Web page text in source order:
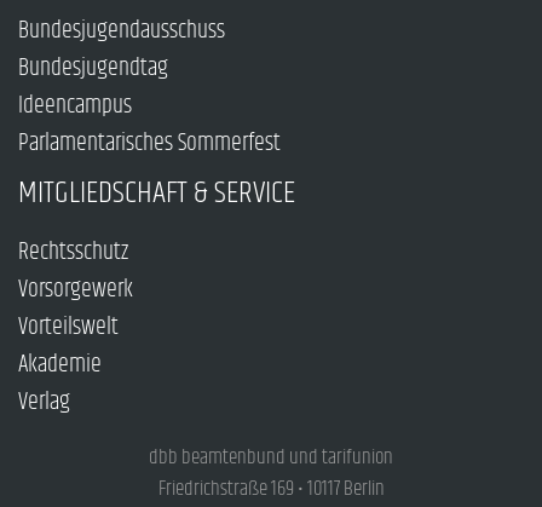
Bundesjugendausschuss
Bundesjugendtag
Ideencampus
Parlamentarisches Sommerfest
MITGLIEDSCHAFT & SERVICE
Rechtsschutz
Vorsorgewerk
Vorteilswelt
Akademie
Verlag
dbb beamtenbund und tarifunion
Friedrichstraße 169 • 10117 Berlin